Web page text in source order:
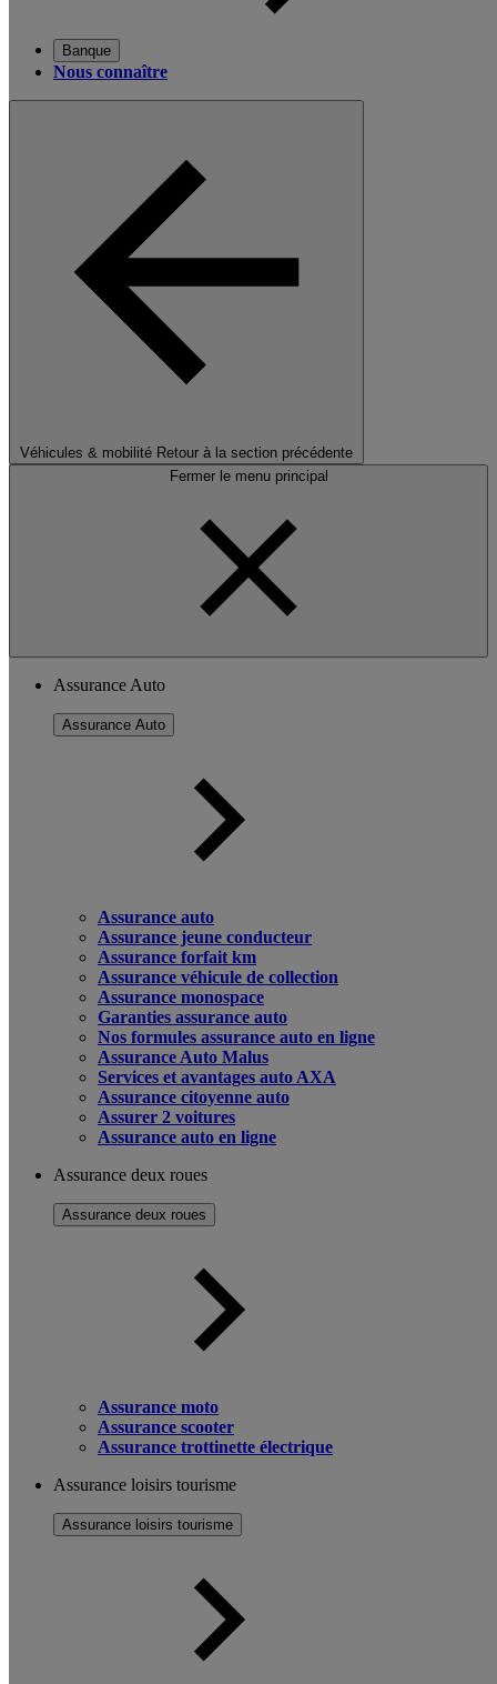
Banque
Nous connaître
Véhicules & mobilité Retour à la section précédente
Fermer le menu principal
Assurance Auto
Assurance Auto
Assurance auto
Assurance jeune conducteur
Assurance forfait km
Assurance véhicule de collection
Assurance monospace
Garanties assurance auto
Nos formules assurance auto en ligne
Assurance Auto Malus
Services et avantages auto AXA
Assurance citoyenne auto
Assurer 2 voitures
Assurance auto en ligne
Assurance deux roues
Assurance deux roues
Assurance moto
Assurance scooter
Assurance trottinette électrique
Assurance loisirs tourisme
Assurance loisirs tourisme